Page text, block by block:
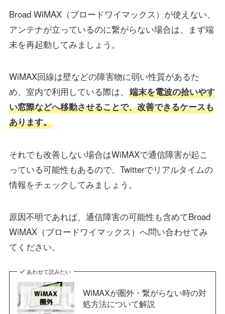
Broad WiMAX（ブロードワイマックス）が使えない、
アンテナが立っているのに繋がらない場合は、まず端
末を再起動してみましょう。
WiMAX回線は壁などの障害物に弱い性質があるた
め、室内で利用している際は、
端末を電波の拾いやす
い窓際などへ移動させることで、改善できるケースも
あります。
それでも改善しない場合はWiMAXで通信障害が起こ
っている可能性もあるので、Twitterでリアルタイムの
情報をチェックしてみましょう。
原因不明であれば、通信障害の可能性も含めてBroad
WiMAX（ブロードワイマックス）へ問い合わせてみ
てください。
あわせて読みたい
WiMAXが圏外・繋がらない時の対
処方法について解説